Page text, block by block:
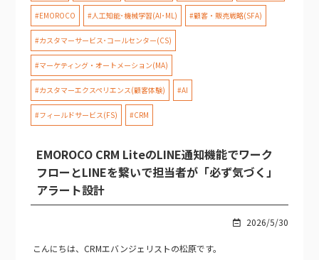
#EMOROCO #人工知能･機械学習(AI･ML) #顧客・販売戦略(SFA)
#カスタマーサービス･コールセンター(CS)
#マーケティング・オートメーション(MA)
#カスタマーエクスペリエンス(顧客体験) #AI
#フィールドサービス(FS) #CRM
EMOROCO CRM LiteのLINE通知機能でワーク
フローとLINEを繋いで担当者が「必ず気づく」
アラート設計
2026/5/30
こんにちは、CRMエバンジェリストの松原です。